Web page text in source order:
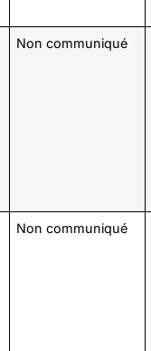
Non communiqué
Non communiqué